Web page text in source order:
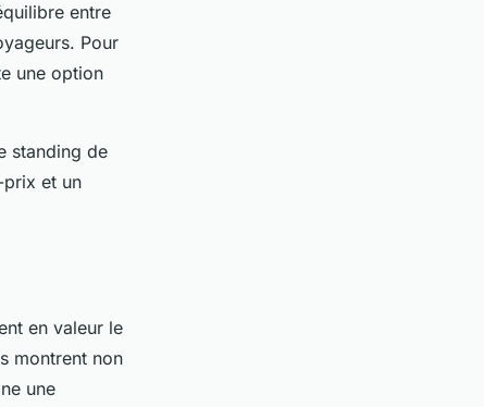
entre
Pour
une option
standing de
et un
en valeur le
montrent non
une